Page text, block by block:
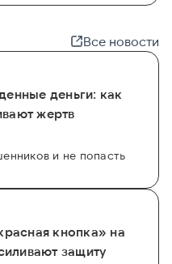
Все новости
деньги: как
жертв
и не попасть
кнопка» на
защиту